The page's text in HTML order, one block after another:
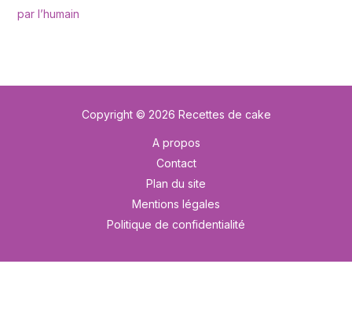
par l’humain
Copyright © 2026 Recettes de cake
A propos
Contact
Plan du site
Mentions légales
Politique de confidentialité